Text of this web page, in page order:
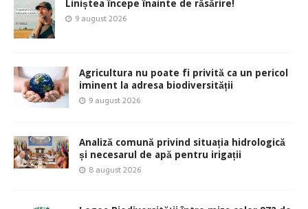
Liniștea începe înainte de răsărire!
9 august 2026
Agricultura nu poate fi privită ca un pericol
iminent la adresa biodiversității
9 august 2026
Analiză comună privind situația hidrologică
și necesarul de apă pentru irigații
8 august 2026